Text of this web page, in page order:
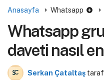
Anasayfa Whatsapp
Whatsapp
daveti nasıl
Serkan Çataltaş